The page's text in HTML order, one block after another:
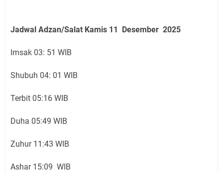
Jadwal Adzan/Salat Kamis 11 Desember 2025
Imsak 03: 51 WIB
Shubuh 04: 01 WIB
Terbit 05:16 WIB
Duha 05:49 WIB
Zuhur 11:43 WIB
Ashar 15:09 WIB